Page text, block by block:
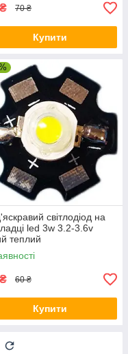
₴ 70 ₴
Купити
світлодіод на
led 3w 3.2-3.6v
теплий
₴ 60 ₴
Купити